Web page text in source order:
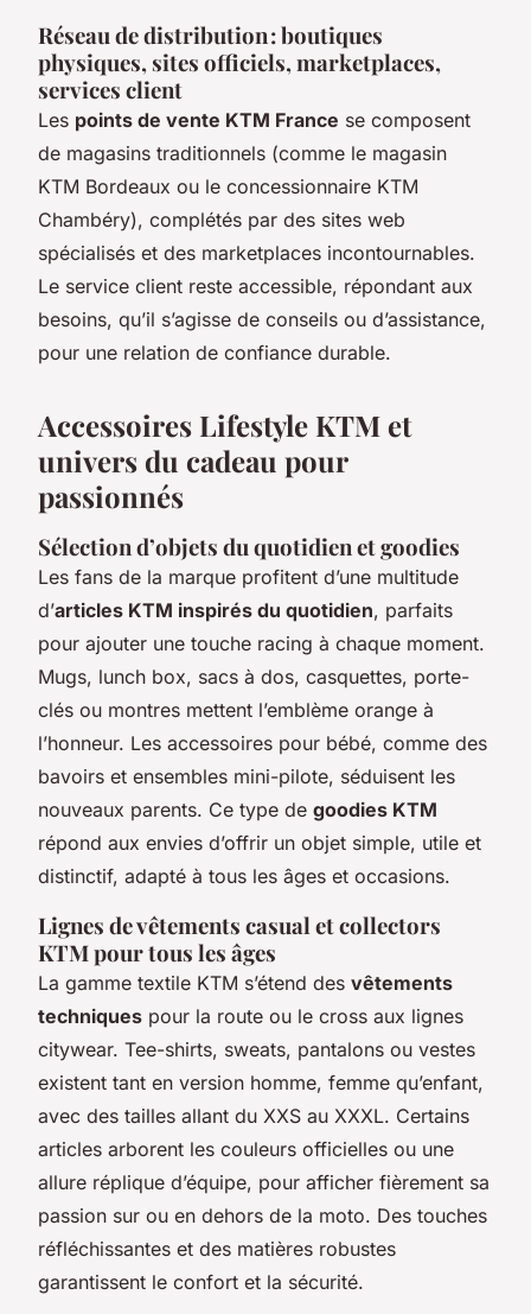
Réseau de distribution : boutiques
physiques, sites officiels, marketplaces,
services client
Les points de vente KTM France se composent
de magasins traditionnels (comme le magasin
KTM Bordeaux ou le concessionnaire KTM
Chambéry), complétés par des sites web
spécialisés et des marketplaces incontournables.
Le service client reste accessible, répondant aux
besoins, qu’il s’agisse de conseils ou d’assistance,
pour une relation de confiance durable.
Accessoires Lifestyle KTM et
univers du cadeau pour
passionnés
Sélection d’objets du quotidien et goodies
Les fans de la marque profitent d’une multitude
d’articles KTM inspirés du quotidien, parfaits
pour ajouter une touche racing à chaque moment.
Mugs, lunch box, sacs à dos, casquettes, porte-
clés ou montres mettent l’emblème orange à
l’honneur. Les accessoires pour bébé, comme des
bavoirs et ensembles mini-pilote, séduisent les
nouveaux parents. Ce type de goodies KTM
répond aux envies d’offrir un objet simple, utile et
distinctif, adapté à tous les âges et occasions.
Lignes de vêtements casual et collectors
KTM pour tous les âges
La gamme textile KTM s’étend des vêtements
techniques pour la route ou le cross aux lignes
citywear. Tee-shirts, sweats, pantalons ou vestes
existent tant en version homme, femme qu’enfant,
avec des tailles allant du XXS au XXXL. Certains
articles arborent les couleurs officielles ou une
allure réplique d’équipe, pour afficher fièrement sa
passion sur ou en dehors de la moto. Des touches
réfléchissantes et des matières robustes
garantissent le confort et la sécurité.